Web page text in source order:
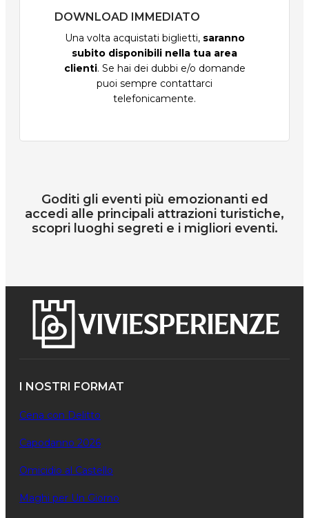
DOWNLOAD IMMEDIATO
Una volta acquistati biglietti, saranno
subito disponibili nella tua area
clienti. Se hai dei dubbi e/o domande
puoi sempre contattarci
telefonicamente.
Goditi gli eventi più emozionanti ed
accedi alle principali attrazioni turistiche,
scopri luoghi segreti e i migliori eventi.
I NOSTRI FORMAT
Cena con Delitto
Capodanno 2026
Omicidio al Castello
Maghi per Un Giorno